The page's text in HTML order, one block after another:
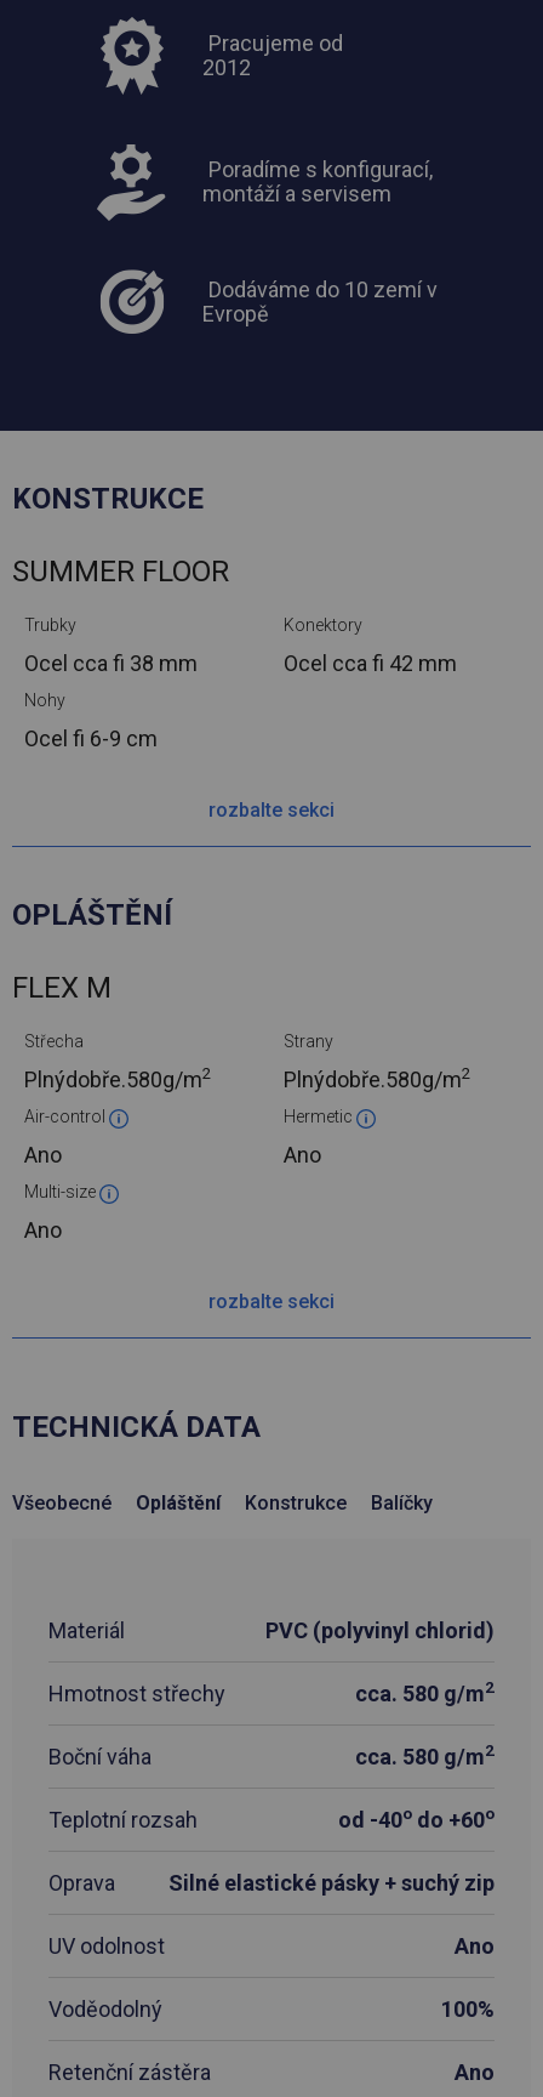
Pracujeme od
2012
Poradíme s konfigurací,
montáží a servisem
Dodáváme do 10 zemí v
Evropě
KONSTRUKCE
SUMMER FLOOR
Trubky
Ocel ccafi 38 mm
Konektory
Ocel ccafi 42 mm
Nohy
Ocel fi 6-9 cm
rozbalte sekci
OPLÁŠTĚNÍ
FLEX M
Střecha
Plnýdobře.580g/m2
Strany
Plnýdobře.580g/m2
Air-control
Ano
Hermetic
Ano
Multi-size
Ano
rozbalte sekci
TECHNICKÁ DATA
Všeobecné Opláštění Konstrukce Balíčky
Materiál PVC (polyvinyl chlorid)
Hmotnost střechy cca. 580 g/m2
Boční váha cca. 580 g/m2
Teplotní rozsah od -40o do +60o
Oprava Silné elastické pásky + suchý zip
UV odolnost Ano
Voděodolný 100%
Retenční zástěra Ano